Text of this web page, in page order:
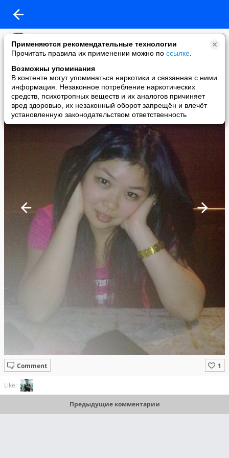
Применяются рекомендательные технологии
Прочитать правила их применении можно по ссылке
Возможны упоминания
В контенте могут упоминаться наркотики и связанная с ними
информация. Незаконное потребление наркотических
средств, психотропных веществ и их аналогов причиняет
вред здоровью, их незаконный оборот запрещён и влечёт
установленную законодательством ответственность
Милка!!!
added a photo
25 Aug в 21:19
Comment
Like:
Предыдущие комментарии